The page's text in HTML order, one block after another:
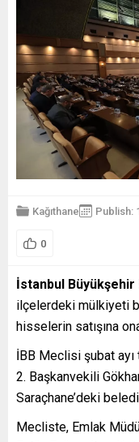
Kağıthane Publish:
0
İstanbul
ilçelerdeki mülkiyeti
hisselerin satışına
İBB Meclisi şubat ayı
2. Başkanvekili
Saraçhane’deki
Mecliste, Emlak